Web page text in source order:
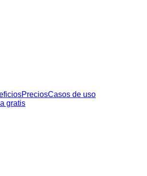
PreciosCasos de uso
gratis